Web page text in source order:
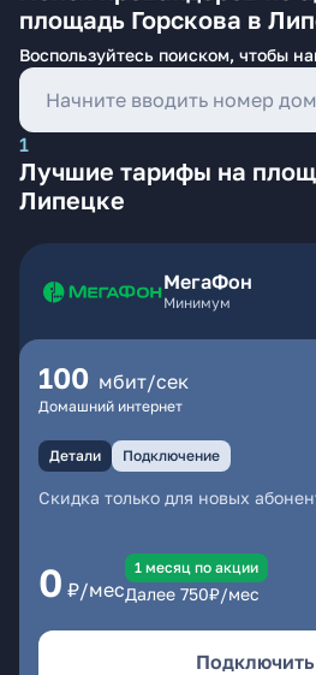
площадь Горскова в
Воспользуйтесь поиском, чтобы
1
Лучшие тарифы на
Липецке
МегаФон
Минимум
100 мбит/сек
Домашний интернет
Детали Подключение
Скидка только для новых
0 ₽/мес
1 месяц по акции
Далее 750₽/мес
Подключить